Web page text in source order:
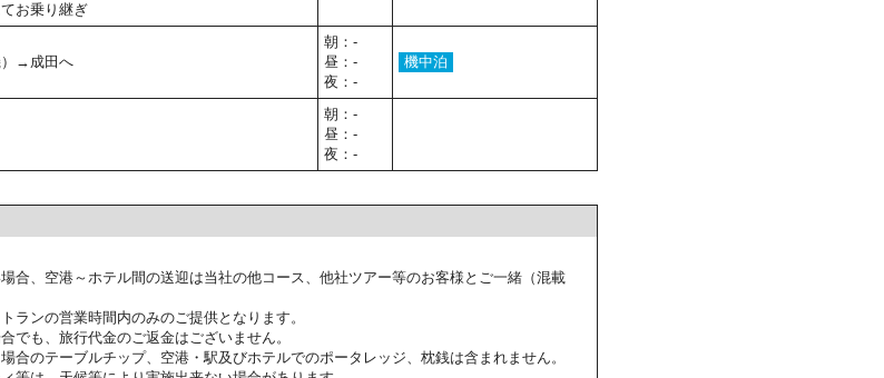
お乗り継ぎ
）→成田へ
朝：-
昼：-
夜：-
機中泊
朝：-
昼：-
夜：-
合、空港～ホテル間の送迎は当社の他コース、他社ツアー等のお客様とご一緒（混載
ランの営業時間内のみのご提供となります。
でも、旅行代金のご返金はございません。
合のテーブルチップ、空港・駅及びホテルでのポータレッジ、枕銭は含まれません。